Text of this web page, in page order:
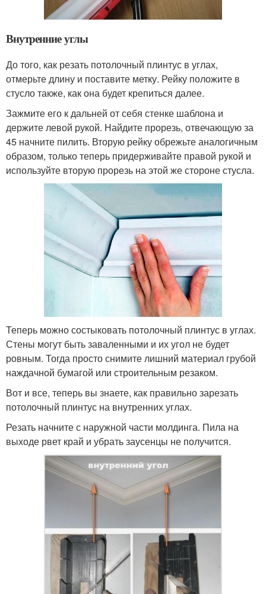
Внутренние углы
До того, как резать потолочный плинтус в углах,
отмерьте длину и поставите метку. Рейку положите в
стусло также, как она будет крепиться далее.
Зажмите его к дальней от себя стенке шаблона и
держите левой рукой. Найдите прорезь, отвечающую за
45 начните пилить. Вторую рейку обрежьте аналогичным
образом, только теперь придерживайте правой рукой и
используйте вторую прорезь на этой же стороне стусла.
Теперь можно состыковать потолочный плинтус в углах.
Стены могут быть заваленными и их угол не будет
ровным. Тогда просто снимите лишний материал грубой
наждачной бумагой или строительным резаком.
Вот и все, теперь вы знаете, как правильно зарезать
потолочный плинтус на внутренних углах.
Резать начните с наружной части молдинга. Пила на
выходе рвет край и убрать заусенцы не получится.